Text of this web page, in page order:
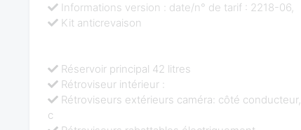
Informations version : date/n° de tarif : 2218-06,
Kit anticrevaison
Réservoir principal 42 litres
Rétroviseur intérieur :
Rétroviseurs extérieurs caméra: côté conducteur,
c